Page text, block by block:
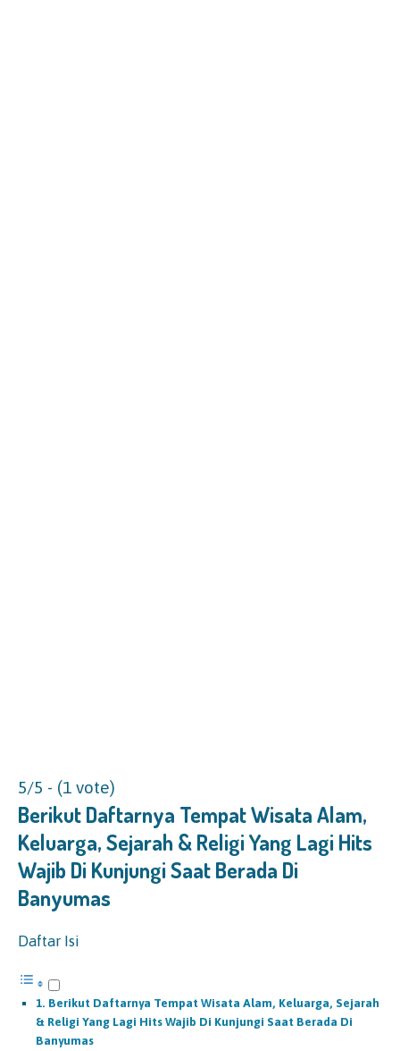
5/5 - (1 vote)
Berikut Daftarnya Tempat Wisata Alam,
Keluarga, Sejarah & Religi Yang Lagi Hits
Wajib Di Kunjungi Saat Berada Di
Banyumas
Daftar Isi
Berikut Daftarnya Tempat Wisata Alam, Keluarga, Sejarah
& Religi Yang Lagi Hits Wajib Di Kunjungi Saat Berada Di
Banyumas